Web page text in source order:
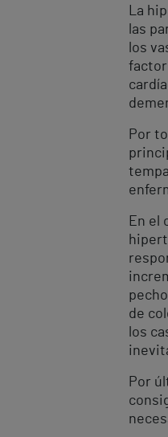
La
las
los
factor
Por
En el
de
los
Por